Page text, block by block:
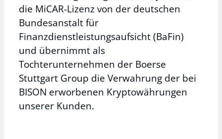
die MiCAR-Lizenz von der deutschen
Bundesanstalt für
Finanzdienstleistungsaufsicht (BaFin)
und übernimmt als
Tochterunternehmen der Boerse
Stuttgart Group die Verwahrung der bei
BISON erworbenen Kryptowährungen
unserer Kunden.